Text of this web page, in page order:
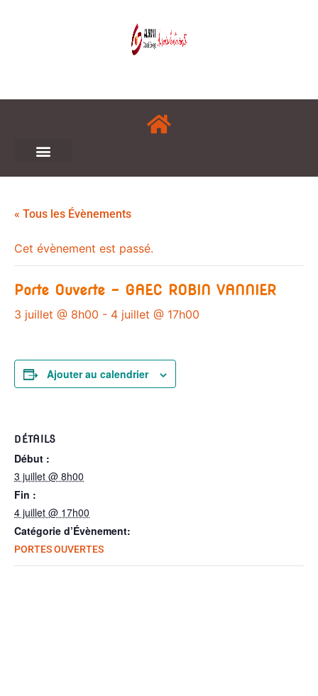
« Tous les Évènements
Cet évènement est passé.
Porte Ouverte – GAEC ROBIN VANNIER
3 juillet @ 8h00 - 4 juillet @ 17h00
Ajouter au calendrier
DÉTAILS
Début :
3 juillet @ 8h00
Fin :
4 juillet @ 17h00
Catégorie d’Évènement:
PORTES OUVERTES